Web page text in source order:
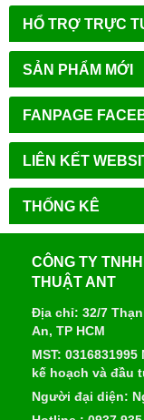
HỔ TRỢ TRỰC
SẢN PHẨM MỚI
FANPAGE
LIÊN KẾT
THỐNG KÊ
CÔNG TY
THUẬT ANT
Địa chỉ: 32/7
An, TP HCM
MST:
kế hoạch và đầu
Người đại diện: